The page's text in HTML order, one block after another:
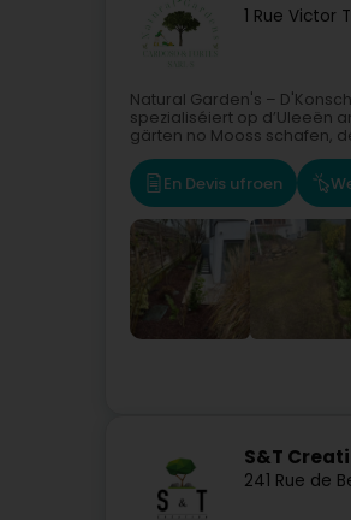
1 Rue Victor
Natural Garden's –
spezialiséiert op d’Uleeën
gärten no Mooss schafen,
En Devis ufroen
S&T
241 Rue de